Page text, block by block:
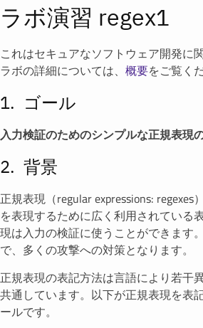
ラボ演習 regex1
これはセキュアなソフトウェア開発に
ラボの詳細については、 概要をご覧く
ゴール
入力検証のためのシンプルな正規表現
背景
正規表現（regular expressions:
を表現するために広く利用されている
現は入力の検証に使うことができます
で、多くの攻撃への対策となります。
正規表現の表記方法は言語により若干
共通しています。以下が正規表現を表
ールです。